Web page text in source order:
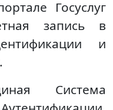
Госуслуг
запись в
и
Система